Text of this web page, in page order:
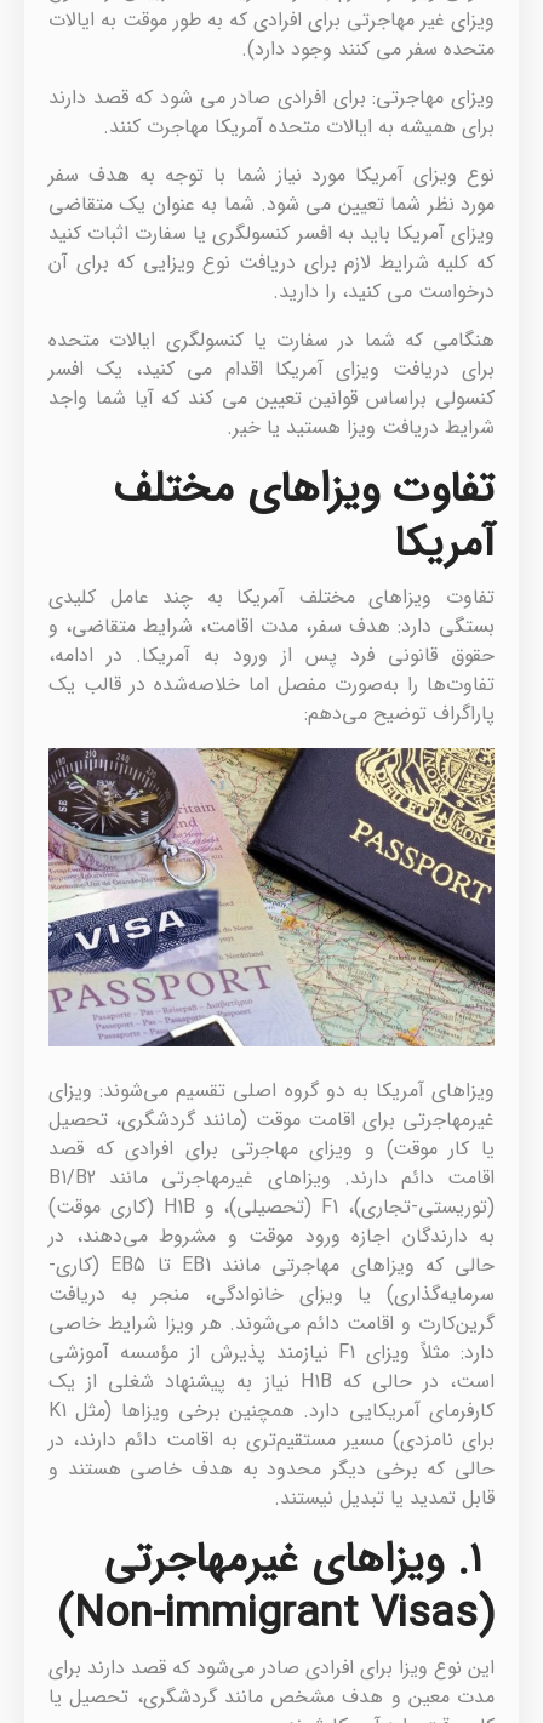
ویزای غیر مهاجرتی برای افرادی که به طور موقت به ایالات
متحده سفر می کنند وجود دارد).
ویزای مهاجرتی: برای افرادی صادر می شود که قصد دارند
برای همیشه به ایالات متحده آمریکا مهاجرت کنند.
نوع ویزای آمریکا مورد نیاز شما با توجه به هدف سفر
مورد نظر شما تعیین می شود. شما به عنوان یک متقاضی
ویزای آمریکا باید به افسر کنسولگری یا سفارت اثبات کنید
که کلیه شرایط لازم برای دریافت نوع ویزایی که برای آن
درخواست می کنید، را دارید.
هنگامی که شما در سفارت یا کنسولگری ایالات متحده
برای دریافت ویزای آمریکا اقدام می کنید، یک افسر
کنسولی براساس قوانین تعیین می کند که آیا شما واجد
شرایط دریافت ویزا هستید یا خیر.
تفاوت ویزاهای مختلف
آمریکا
تفاوت ویزاهای مختلف آمریکا به چند عامل کلیدی
بستگی دارد: هدف سفر، مدت اقامت، شرایط متقاضی، و
حقوق قانونی فرد پس از ورود به آمریکا. در ادامه،
تفاوت‌ها را به‌صورت مفصل اما خلاصه‌شده در قالب یک
پاراگراف توضیح می‌دهم:
ویزاهای آمریکا به دو گروه اصلی تقسیم می‌شوند: ویزای
غیرمهاجرتی برای اقامت موقت (مانند گردشگری، تحصیل
یا کار موقت) و ویزای مهاجرتی برای افرادی که قصد
اقامت دائم دارند. ویزاهای غیرمهاجرتی مانند B1/B2
(توریستی-تجاری)، F1 (تحصیلی)، و H1B (کاری موقت)
به دارندگان اجازه ورود موقت و مشروط می‌دهند، در
حالی که ویزاهای مهاجرتی مانند EB1 تا EB5 (کاری-
سرمایه‌گذاری) یا ویزای خانوادگی، منجر به دریافت
گرین‌کارت و اقامت دائم می‌شوند. هر ویزا شرایط خاصی
دارد: مثلاً ویزای F1 نیازمند پذیرش از مؤسسه آموزشی
است، در حالی که H1B نیاز به پیشنهاد شغلی از یک
کارفرمای آمریکایی دارد. همچنین برخی ویزاها (مثل K1
برای نامزدی) مسیر مستقیم‌تری به اقامت دائم دارند، در
حالی که برخی دیگر محدود به هدف خاصی هستند و
قابل تمدید یا تبدیل نیستند.
۱. ویزاهای غیرمهاجرتی
(Non-immigrant Visas)
این نوع ویزا برای افرادی صادر می‌شود که قصد دارند برای
مدت معین و هدف مشخص مانند گردشگری، تحصیل یا